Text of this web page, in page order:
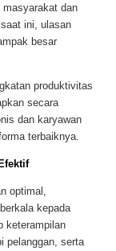
masyarakat dan
ini, ulasan
besar
produktivitas
secara
dan karyawan
terbaiknya.
optimal,
kepada
keterampilan
pelanggan, serta